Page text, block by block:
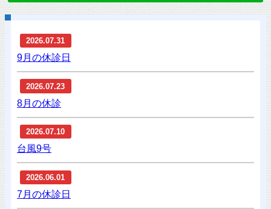
2026.07.31
9月の休診日
2026.07.23
8月の休診
2026.07.10
台風9号
2026.06.01
7月の休診日